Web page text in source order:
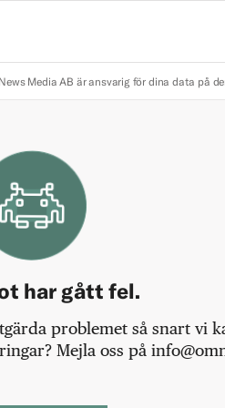
Media AB är ansvarig för dina data på
har gått fel.
problemet så snart vi
Mejla oss på